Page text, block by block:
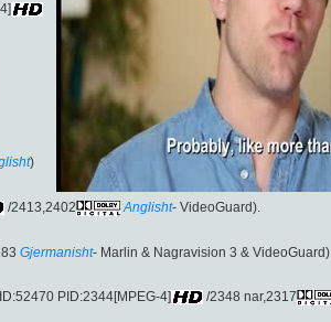
)
/2413,2402 Anglisht- VideoGuard).
Gjermanisht- Marlin & Nagravision 3 & VideoGuard).
PID:2344[MPEG-4] /2348 nar,2317